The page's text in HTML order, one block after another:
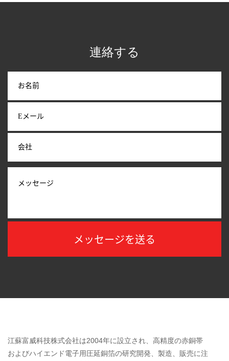
連絡する
江蘇富威科技株式会社は2004年に設立され、高精度の赤銅帯
およびハイエンド電子用圧延銅箔の研究開発、製造、販売に注